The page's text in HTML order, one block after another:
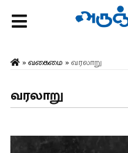
» வகைமை » வரலாறு
வரலாறு